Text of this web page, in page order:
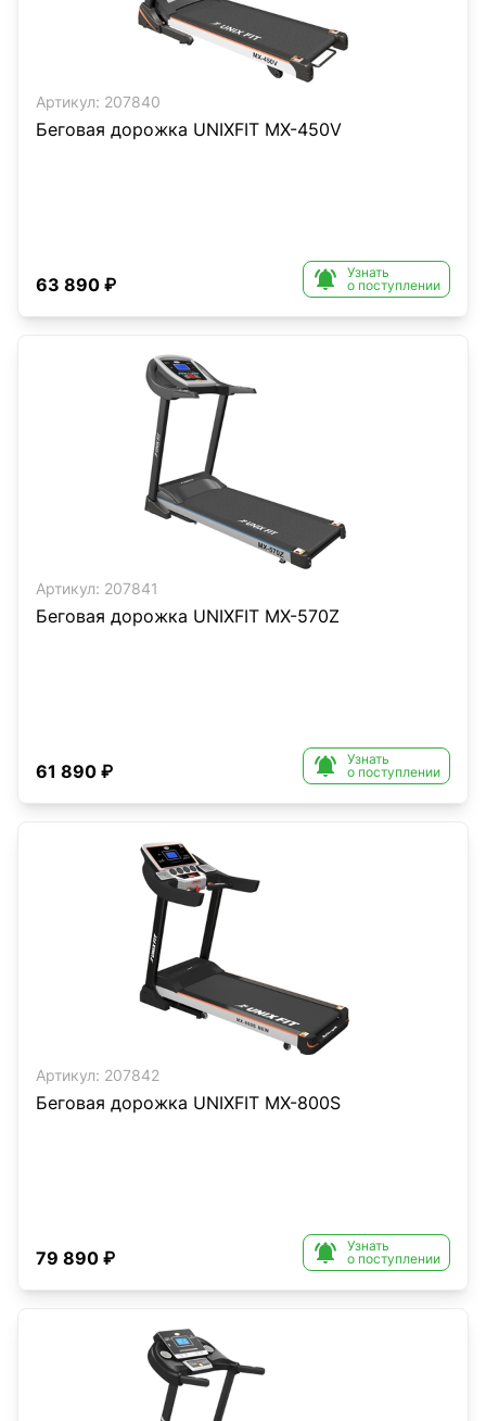
Артикул: 207840
Беговая дорожка UNIXFIT MX-450V
63 890 ₽ 
Узнать
о поступлении
Артикул: 207841
Беговая дорожка UNIXFIT MX-570Z
61 890 ₽ 
Узнать
о поступлении
Артикул: 207842
Беговая дорожка UNIXFIT MX-800S
79 890 ₽ 
Узнать
о поступлении